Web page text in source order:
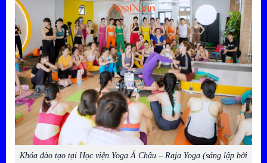
Khóa đào tạo tại Học viện Yoga Á Châu – Raja Yoga (sáng lập bởi